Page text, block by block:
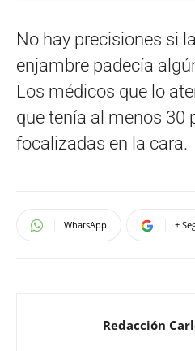
No hay precisiones si
enjambre padecía
Los médicos que lo
que tenía al menos 30
focalizadas en la cara.
WhatsApp +
Redacción